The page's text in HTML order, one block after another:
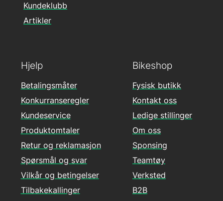
Hjelp
Betalingsmåter
Konkurranseregler
Kundeservice
Produktomtaler
Retur og reklamasjon
Spørsmål og svar
Vilkår og betingelser
Tilbakekallinger
Kundeklubb
Artikler
Bikeshop
Fysisk butikk
Kontakt oss
Ledige stillinger
Om oss
Sponsing
Teamtøy
Verksted
B2B